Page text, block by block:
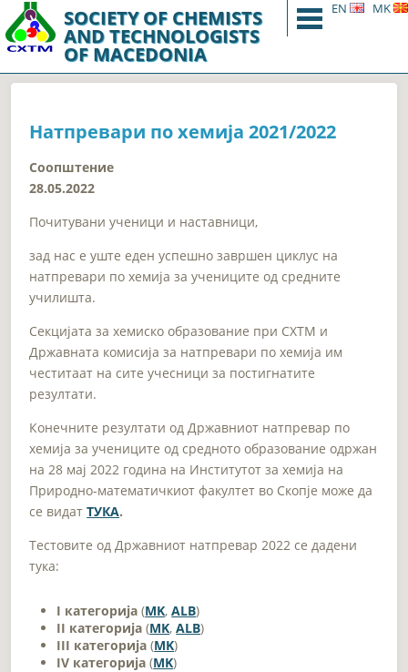
EN MK
Menu
SOCIETY OF CHEMISTS
AND TECHNOLOGISTS
OF MACEDONIA
Натпревари по хемија 2021/2022
Соопштение
28.05.2022
Почитувани ученици и наставници,
зад нас е уште еден успешно завршен циклус на
натпревари по хемија за учениците од средните
училишта.
Секцијата за хемиско образование при СХТМ и
Државната комисија за натпревари по хемија им
честитаат на сите учесници за постигнатите
резултати.
Конечните резултати од Државниот натпревар по
хемија за учениците од средното образование одржан
на 28 мај 2022 година на Институтот за хемија на
Природно-математичкиот факултет во Скопје може да
се видатТУКА.
Tестовите од Државниот натпревар 2022 се дадени
тука:
I категорија (MK, ALB)
II категорија (MK,ALB)
III категорија (MK)
IV категорија (MK)